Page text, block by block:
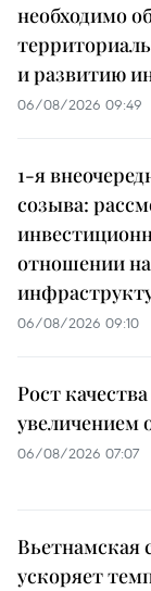
необходимо
и развитию
06/08/2026 09:49
1-я
созыва:
отношении
06/08/2026 09:10
Рост
06/08/2026 07:07
Вьетнамская
ускоряет